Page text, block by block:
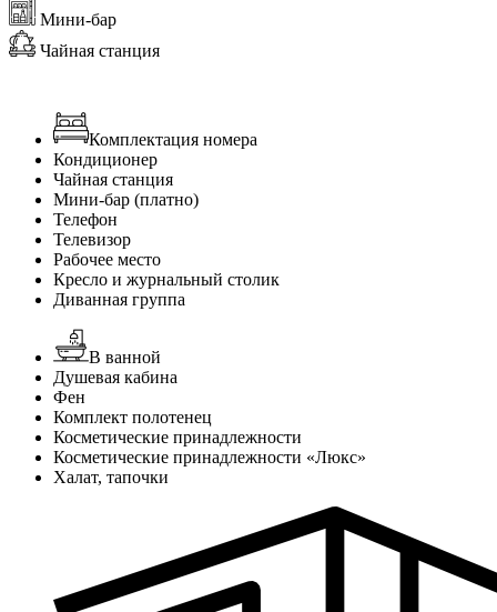
Мини-бар
Чайная станция
Комплектация номера
Кондиционер
Чайная станция
Мини-бар (платно)
Телефон
Телевизор
Рабочее место
Кресло и журнальный столик
Диванная группа
В ванной
Душевая кабина
Фен
Комплект полотенец
Косметические принадлежности
Косметические принадлежности «Люкс»
Халат, тапочки